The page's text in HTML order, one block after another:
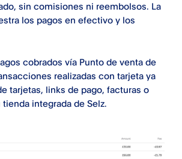
sin comisiones ni reembolsos. La
los pagos en efectivo y los
cobrados vía Punto de venta de
realizadas con tarjeta ya
tarjetas, links de pago, facturas o
integrada de Selz.